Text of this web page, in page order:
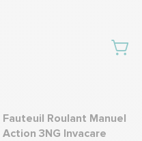
Fauteuil Roulant Manuel
Action 3NG Invacare